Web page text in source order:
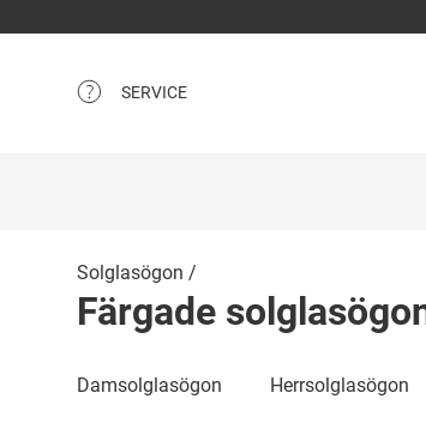
SERVICE
Solglasögon
Färgade
Damsolglasögon Herrsolglasögon